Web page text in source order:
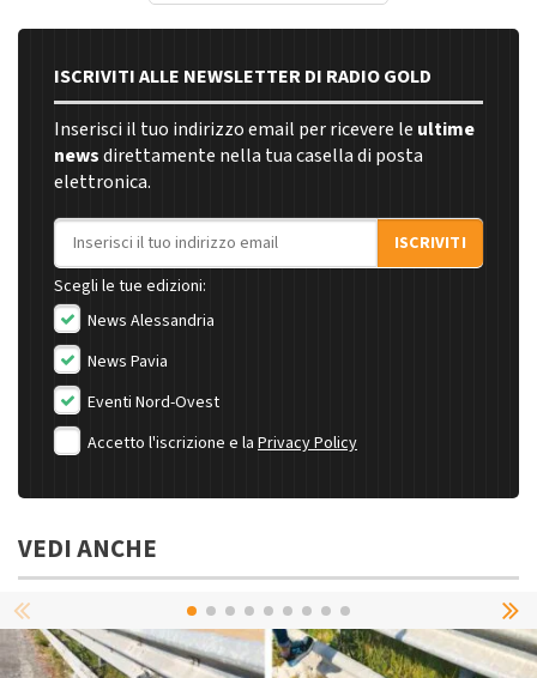
ISCRIVITI ALLE NEWSLETTER DI RADIO GOLD
Inserisci il tuo indirizzo email per ricevere le ultime
newsdirettamente nella tua casella di posta
elettronica.
Indirizzo email
ISCRIVITI
Scegli le tue edizioni:
News Alessandria
News Pavia
Eventi Nord-Ovest
Accetto l'iscrizione e la Privacy Policy
VEDI ANCHE